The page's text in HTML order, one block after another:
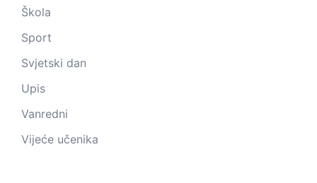
Škola
Sport
Svjetski dan
Upis
Vanredni
Vijeće učenika